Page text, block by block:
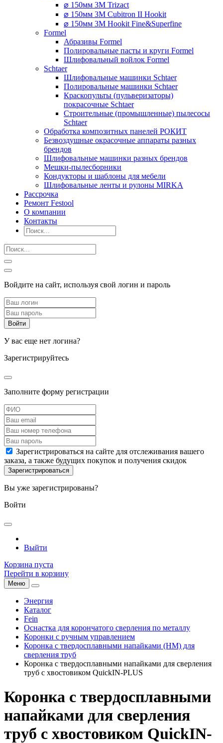
⌀ 150мм 3M Trizact
⌀ 150мм 3M Cubitron II Hookit
⌀ 150мм 3M Hookit Fine&Superfine
Formel
Абразивы Formel
Полировальные пасты и круги Formel
Шлифовальный войлок Formel
Schtaer
Шлифовальные машинки Schtaer
Полировальные машинки Schtaer
Краскопульты (пульверизаторы)
покрасочные Schtaer
Строительные (промышленные) пылесосы
Schtaer
Обработка композитных панелей РОКИТ
Безвоздушные окрасочные аппараты разных
брендов
Шлифовальные машинки разных брендов
Мешки-пылесборники
Кондукторы и шаблоны для мебели
Шлифовальные ленты и рулоны MIRKA
Рассрочка
Ремонт Festool
О компании
Контакты
Войдите на сайт, используя свой логин и пароль
У вас еще нет логина?
Зарегистрируйтесь
Заполните форму регистрации
Зарегистрироваться на сайте для отслеживания вашего
заказа, а также будущих покупок и получения скидок
Вы уже зарегистрированы?
Войти
Выйти
Корзина пуста
Перейти в корзину
Меню
Энергия
Каталог
Fein
Оснастка для корончатого сверления по металлу
Коронки с ручным управлением
Коронка с твердосплавными напайками (HM) для
сверления труб
Коронка с твердосплавными напайками для сверления
труб с хвостовиком QuickIN-PLUS
Коронка с твердосплавными
напайками для сверления
труб с хвостовиком QuickIN-